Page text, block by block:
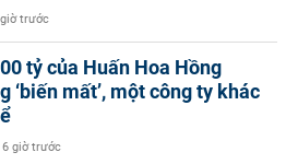
trước
tỷ của Huấn Hoa Hồng
‘biến mất’, một công ty khác
6 giờ trước